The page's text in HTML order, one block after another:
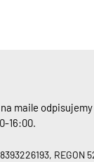
maile
16:00.
REGON